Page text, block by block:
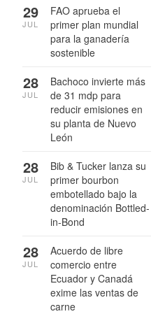
FAO aprueba el
primer plan mundial
para la ganadería
sostenible
29
JUL
Bachoco invierte más
de 31 mdp para
reducir emisiones en
su planta de Nuevo
León
28
JUL
Bib & Tucker lanza su
primer bourbon
embotellado bajo la
denominación Bottled-
in-Bond
28
JUL
Acuerdo de libre
comercio entre
Ecuador y Canadá
exime las ventas de
carne
28
JUL